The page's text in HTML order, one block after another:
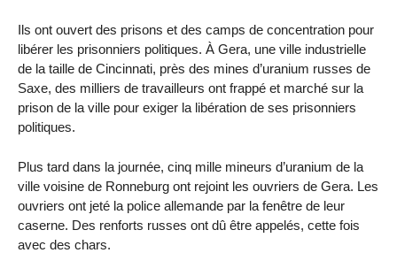
Ils ont ouvert des prisons et des camps de concentration pour
libérer les prisonniers politiques. À Gera, une ville industrielle
de la taille de Cincinnati, près des mines d’uranium russes de
Saxe, des milliers de travailleurs ont frappé et marché sur la
prison de la ville pour exiger la libération de ses prisonniers
politiques.
Plus tard dans la journée, cinq mille mineurs d’uranium de la
ville voisine de Ronneburg ont rejoint les ouvriers de Gera. Les
ouvriers ont jeté la police allemande par la fenêtre de leur
caserne. Des renforts russes ont dû être appelés, cette fois
avec des chars.